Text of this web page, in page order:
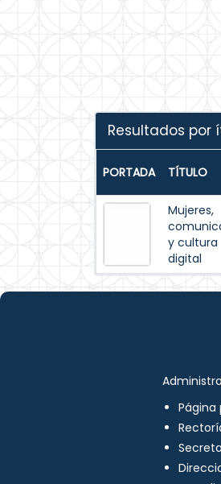
Resultados por
PORTADA TÍTULO
Mujeres,
y cultura
digital
Página